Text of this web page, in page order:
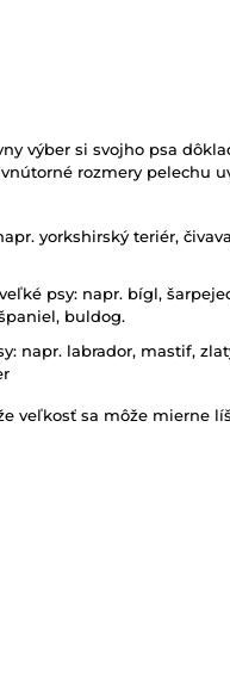
výber si svojho psa
rozmery pelechu
yorkshirský teriér,
psy: napr. bígl,
buldog.
napr. labrador, mastif,
veľkosť sa môže mierne